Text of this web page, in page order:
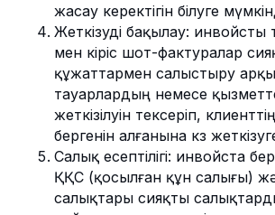
жасау керектігін білуге
Жеткізуді бақылау: инвойсты
мен кіріс шот-фактуралар
құжаттармен салыстыру
тауарлардың немесе
жеткізілуін тексеріп,
бергенін алғанына көз
Салық есептілігі: инвойста
ҚҚС (қосылған құн салығы)
салықтары сияқты